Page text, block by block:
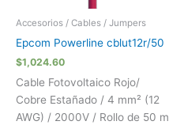
Accesorios / Cables / Jumpers
Epcom Powerline cblut12r/50
$1,024.60
Cable Fotovoltaico Rojo/
Cobre Estañado / 4 mm² (12
AWG) / 2000V / Rollo de 50 m